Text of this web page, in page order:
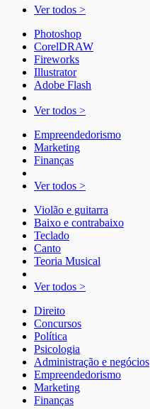
Ver todos >
Photoshop
CorelDRAW
Fireworks
Illustrator
Adobe Flash
Ver todos >
Empreendedorismo
Marketing
Finanças
Ver todos >
Violão e guitarra
Baixo e contrabaixo
Teclado
Canto
Teoria Musical
Ver todos >
Direito
Concursos
Política
Psicologia
Administração e negócios
Empreendedorismo
Marketing
Finanças